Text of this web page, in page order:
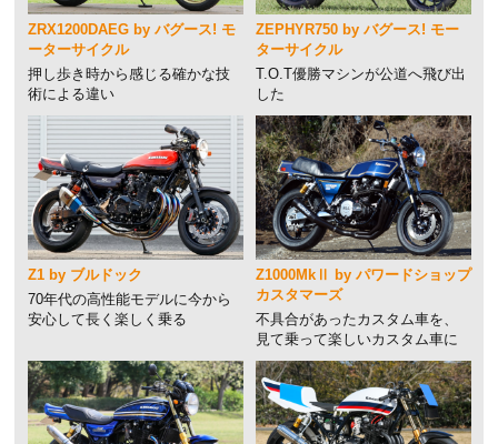
ZRX1200DAEG by バグース! モ
ーターサイクル
押し歩き時から感じる確かな技
術による違い
ZEPHYR750 by バグース! モー
ターサイクル
T.O.T優勝マシンが公道へ飛び出
した
Z1 by ブルドック
70年代の高性能モデルに今から
安心して長く楽しく乗る
Z1000MkⅡ by パワードショップ
カスタマーズ
不具合があったカスタム車を、
見て乗って楽しいカスタム車に